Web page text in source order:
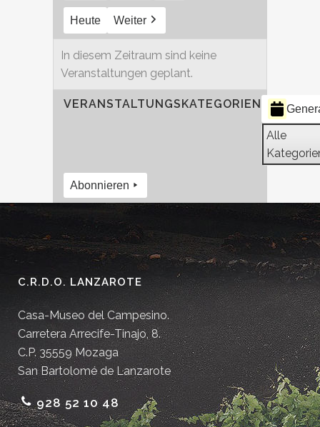
Heute Weiter
In diesem Zeitraum sind keine
Veranstaltungen geplant.
VERANSTALTUNGSKATEGORIEN
Alle
Abonnieren
C.R.D.O. LANZAROTE
Casa-Museo del Campesino.
Carretera Arrecife-Tinajo, 8.
C.P. 35559 Mozaga
San Bartolomé de Lanzarote
928 52 10 48